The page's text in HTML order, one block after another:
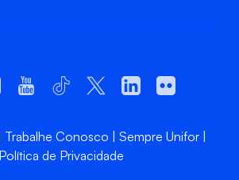
Trabalhe Conosco
Sempre Unifor
Política de Privacidade